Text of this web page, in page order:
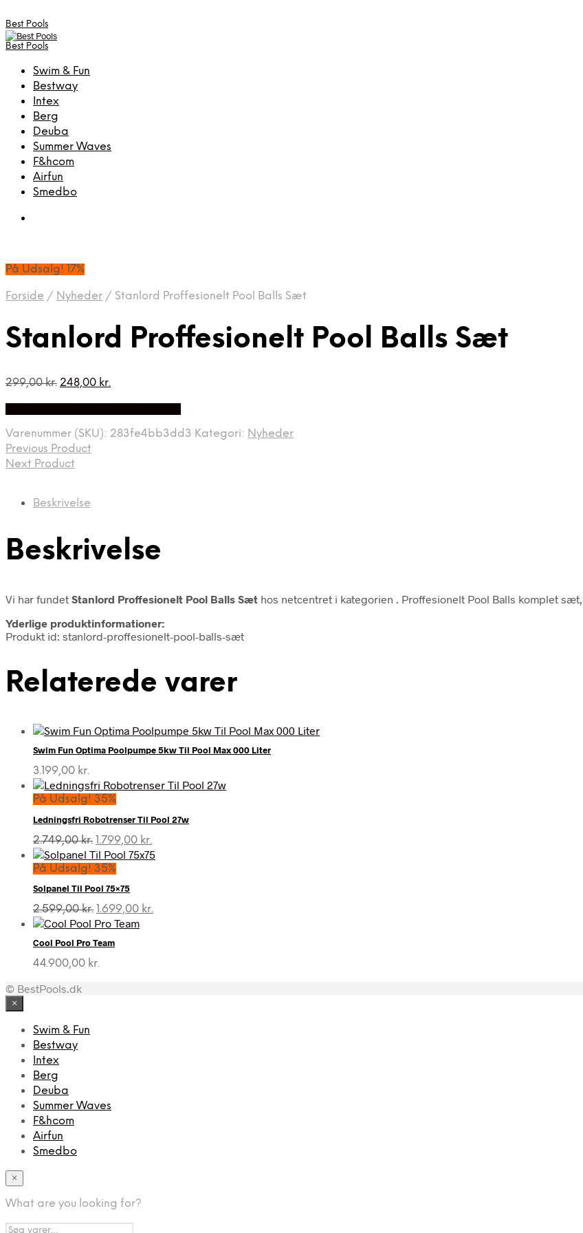
Best Pools
Best Pools
Swim & Fun
Bestway
Intex
Berg
Deuba
Summer Waves
F&hcom
Airfun
Smedbo
På Udsalg! 17%
Forside / Nyheder / Stanlord Proffesionelt Pool Balls Sæt
Stanlord Proffesionelt Pool Balls Sæt
299,00kr. Den
299,00 kr..
248,00 kr.
248,00 kr..
Varenummer (SKU): 283fe4bb3dd3 Kategori: Nyheder
Previous Product
Next Product
Beskrivelse
Beskrivelse
Vi har fundet Stanlord Proffesionelt Pool Balls Sæt hos netcentret i kategorien
. Proffesionelt Pool Balls komplet
Yderlige produktinformationer:
Produkt id: stanlord-proffesionelt-pool-balls-sæt
Relaterede varer
Swim Fun Optima Poolpumpe 5kw Til Pool Max 000 Liter
3.199,00 kr.
På Udsalg! 35%
Ledningsfri Robotrenser Til Pool 27w
2.749,00kr. Den
oprindelige
pris
2.749,00 kr..
1.799,00 kr.
aktuelle
På Udsalg! 35%
Solpanel Til Pool 75×75
2.599,00kr. Den
oprindelige
var:
2.599,00 kr..
1.699,00 kr.
Cool Pool Pro Team
44.900,00 kr.
© BestPools.dk
×
Swim & Fun
Bestway
Intex
Berg
Deuba
Summer Waves
F&hcom
Airfun
Smedbo
×
What are you looking for?